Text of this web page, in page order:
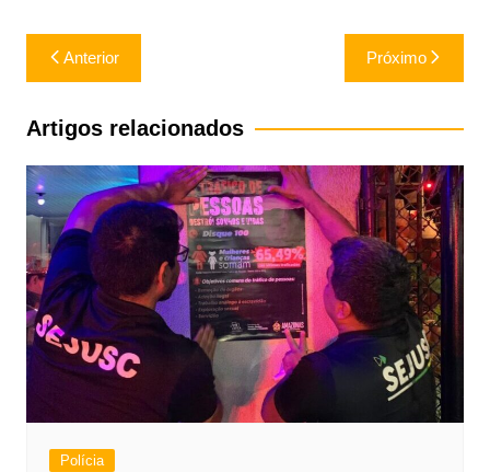
Navegação
de
Post
Anterior Próximo
Artigos relacionados
Polícia